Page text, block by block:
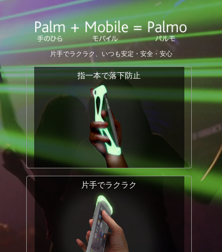
片手でラクラク、いつも安定・安全・安心
指一本で落下防止
片手でラクラク